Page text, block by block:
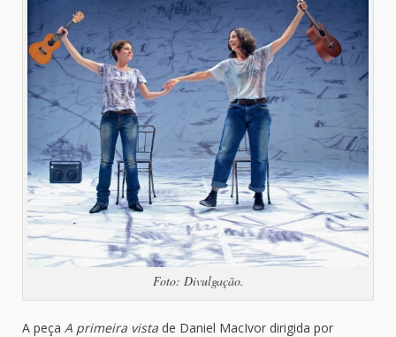
Foto: Divulgação.
A peça A primeira vista de Daniel MacIvor dirigida por